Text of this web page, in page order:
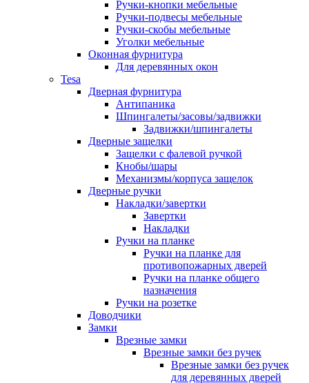
Ручки-кнопки мебельные
Ручки-подвесы мебельные
Ручки-скобы мебельные
Уголки мебельные
Оконная фурнитура
Для деревянных окон
Tesa
Дверная фурнитура
Антипаника
Шпингалеты/засовы/задвижки
Задвижки/шпингалеты
Дверные защелки
Защелки с фалевой ручкой
Кнобы/шары
Механизмы/корпуса защелок
Дверные ручки
Накладки/завертки
Завертки
Накладки
Ручки на планке
Ручки на планке для
противопожарных дверей
Ручки на планке общего
назначения
Ручки на розетке
Доводчики
Замки
Врезные замки
Врезные замки без ручек
Врезные замки без ручек
для деревянных дверей